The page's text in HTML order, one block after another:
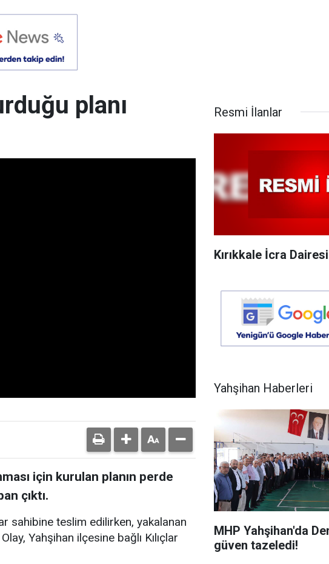
planı
için kurulan planın perde
çıktı.
sahibine teslim edilirken, yakalanan
Yahşihan ilçesine bağlı Kılıçlar
Resmi İlanlar
Kırıkkale İcra
Yahşihan Haberleri
MHP Yahşihan'da
güven tazeledi!